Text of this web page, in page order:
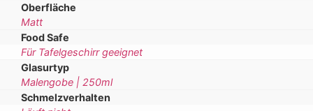
Oberfläche
Matt
Food Safe
Für Tafelgeschirr geeignet
Glasurtyp
Malengobe | 250ml
Schmelzverhalten